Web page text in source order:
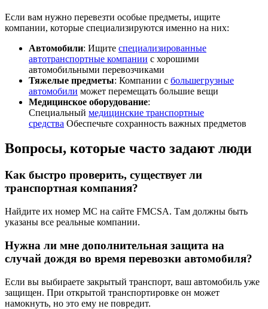
Если вам нужно перевезти особые предметы, ищите
компании, которые специализируются именно на них:
Автомобили: Ищите специализированные
автотранспортные компании с хорошими
автомобильными перевозчиками
Тяжелые предметы: Компании с большегрузные
автомобили может перемещать большие вещи
Медицинское оборудование:
Специальный медицинские транспортные
средства Обеспечьте сохранность важных предметов
Вопросы, которые часто задают люди
Как быстро проверить, существует ли
транспортная компания?
Найдите их номер MC на сайте FMCSA. Там должны быть
указаны все реальные компании.
Нужна ли мне дополнительная защита на
случай дождя во время перевозки автомобиля?
Если вы выбираете закрытый транспорт, ваш автомобиль уже
защищен. При открытой транспортировке он может
намокнуть, но это ему не повредит.